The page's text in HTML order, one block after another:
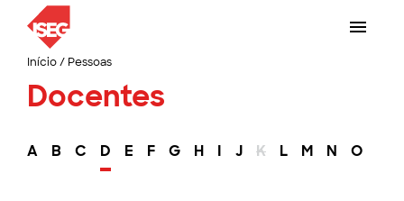
Início/ Pessoas
Docentes
A B C D E F G H I J K L M N O